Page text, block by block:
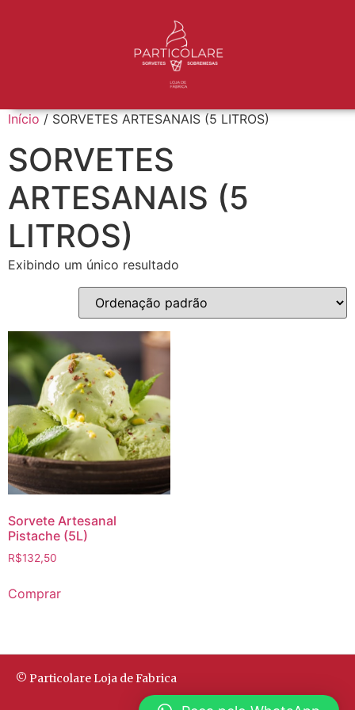
Início / SORVETES ARTESANAIS (5 LITROS)
SORVETES
ARTESANAIS (5
LITROS)
Exibindo um único resultado
Sorvete Artesanal
Pistache (5L)
R$132,50
Comprar
© Particolare Loja de Fabrica